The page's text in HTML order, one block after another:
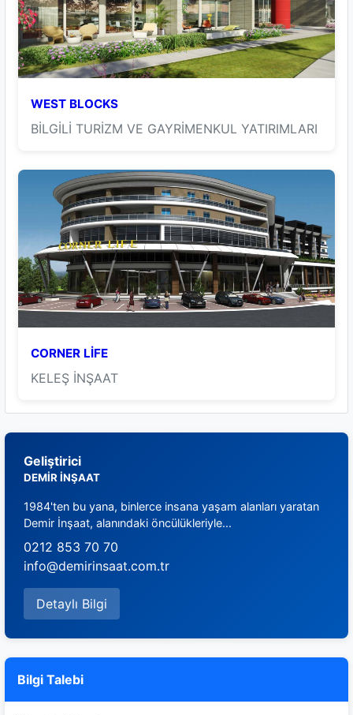
WEST BLOCKS
BİLGİLİ TURİZM VE GAYRİMENKUL YATIRIMLARI
CORNER LİFE
KELEŞ İNŞAAT
Geliştirici
DEMİR İNŞAAT
1984'ten bu yana, binlerce insana yaşam alanları yaratan
Demir İnşaat, alanındaki öncülükleriyle...
0212 853 70 70
info@demirinsaat.com.tr
Detaylı Bilgi
Bilgi Talebi